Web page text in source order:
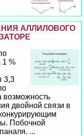
АЛЛИЛОВОГО
1 %
3,3
возможность
двойной связи в
Побочной
...